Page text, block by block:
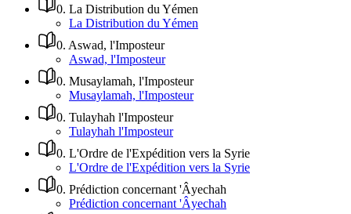
0. La Distribution du Yémen
La Distribution du Yémen
0. Aswad, l'Imposteur
Aswad, l'Imposteur
0. Musaylamah, l'Imposteur
Musaylamah, l'Imposteur
0. Tulayhah l'Imposteur
Tulayhah l'Imposteur
0. L'Ordre de l'Expédition vers la Syrie
L'Ordre de l'Expédition vers la Syrie
0. Prédiction concernant 'Âyechah
Prédiction concernant 'Âyechah